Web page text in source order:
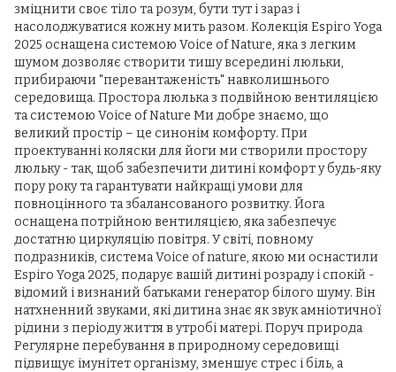
зміцнити своє тіло та розум, бути тут і зараз і
насолоджуватися кожну мить разом. Колекція Espiro Yoga
2025 оснащена системою Voice of Nature, яка з легким
шумом дозволяє створити тишу всередині люльки,
прибираючи "перевантаженість" навколишнього
середовища. Простора люлька з подвійною вентиляцією
та системою Voice of Nature Ми добре знаємо, що
великий простір – це синонім комфорту. При
проектуванні коляски для йоги ми створили простору
люльку - так, щоб забезпечити дитині комфорт у будь-яку
пору року та гарантувати найкращі умови для
повноцінного та збалансованого розвитку. Йога
оснащена потрійною вентиляцією, яка забезпечує
достатню циркуляцію повітря. У світі, повному
подразників, система Voice of nature, якою ми оснастили
Espiro Yoga 2025, подарує вашій дитині розраду і спокій -
відомий і визнаний батьками генератор білого шуму. Він
натхненний звуками, які дитина знає як звук амніотичної
рідини з періоду життя в утробі матері. Поруч природа
Регулярне перебування в природному середовищі
підвищує імунітет організму, зменшує стрес і біль, а